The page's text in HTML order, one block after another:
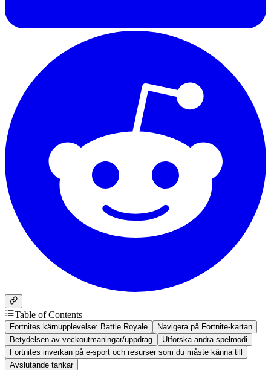
Table of Contents
Fortnites kärnupplevelse: Battle Royale
Navigera på Fortnite-kartan
Betydelsen av veckoutmaningar/uppdrag
Utforska andra spelmodi
Fortnites inverkan på e-sport och resurser som du måste känna till
Avslutande tankar